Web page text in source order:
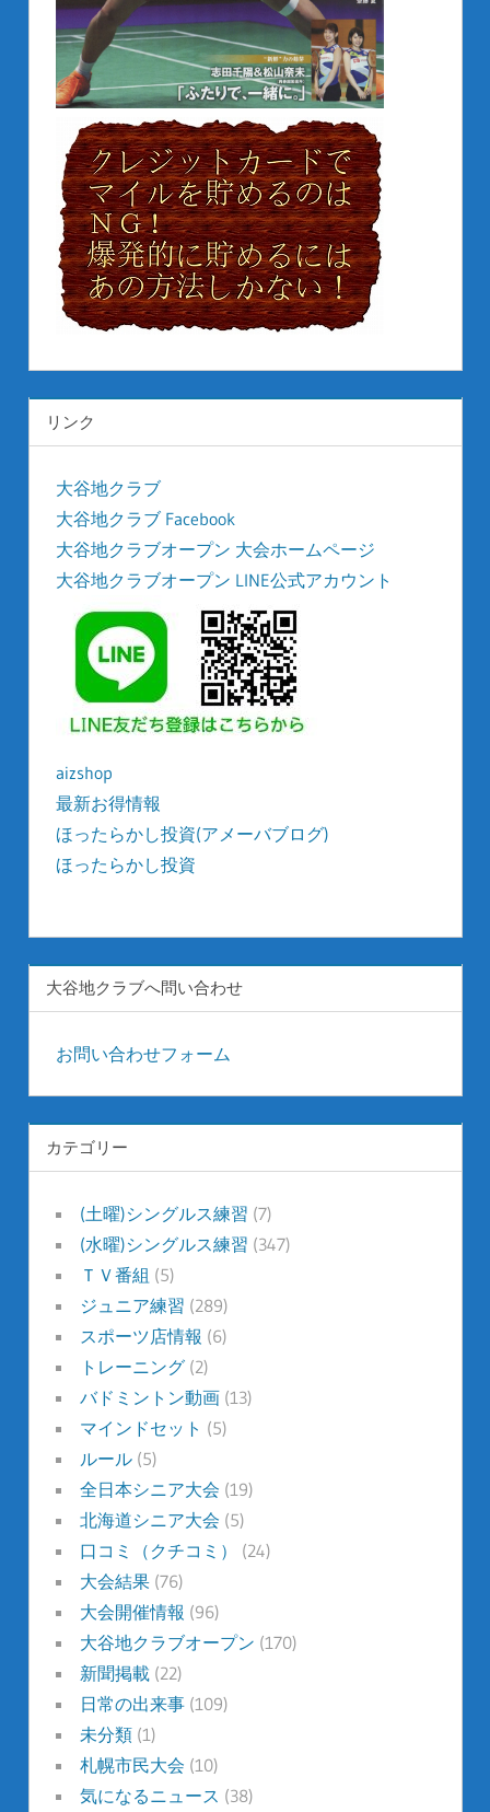
リンク
大谷地クラブ
大谷地クラブ Facebook
大谷地クラブオープン 大会ホームページ
大谷地クラブオープン LINE公式アカウント
aizshop
最新お得情報
ほったらかし投資(アメーバブログ)
ほったらかし投資
大谷地クラブへ問い合わせ
お問い合わせフォーム
カテゴリー
(土曜)シングルス練習 (7)
(水曜)シングルス練習 (347)
ＴＶ番組 (5)
ジュニア練習 (289)
スポーツ店情報 (6)
トレーニング(2)
バドミントン動画(13)
マインドセット (5)
ルール(5)
全日本シニア大会 (19)
北海道シニア大会 (5)
口コミ（クチコミ）
(24)
大会結果(76)
大会開催情報 (96)
大谷地クラブオープン (170)
新聞掲載(22)
日常の出来事(109)
未分類(1)
札幌市民大会 (10)
気になるニュース (38)